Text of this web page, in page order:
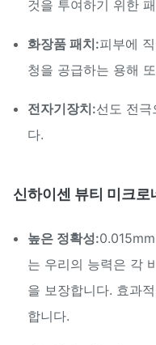
것을 투여하기 위한
화장품 패치:피부에
청을 공급하는 용해
전자기장치:선도 전극
다.
신하이센 뷰티 미크
높은 정확성:
는 우리의 능력은 각
을 보장합니다. 효과
합니다.